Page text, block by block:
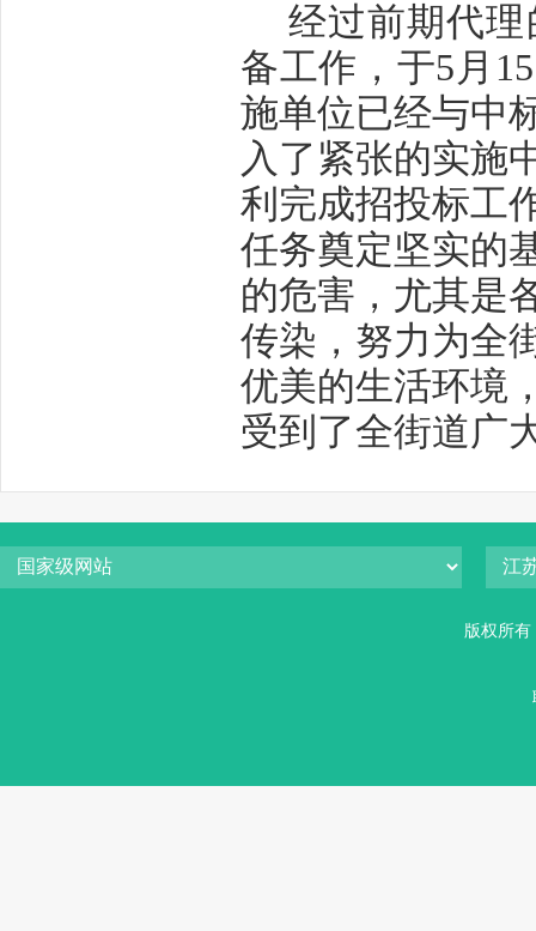
经过前期代
备工作，于5月
施单位已经与中
入了紧张的实施
利完成招投标工
任务奠定坚实的
的危害，尤其是
传染，努力为全
优美的生活环境
受到了全街道广
版权所